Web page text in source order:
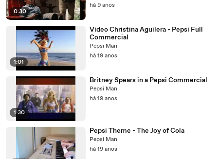
0:30
há 9 anos
1:01
Video Christina Aguilera - Pepsi Full
Commercial
Pepsi Man
há 19 anos
1:30
Britney Spears in a Pepsi Commercial
Pepsi Man
há 19 anos
Pepsi Theme - The Joy of Cola
Pepsi Man
há 19 anos